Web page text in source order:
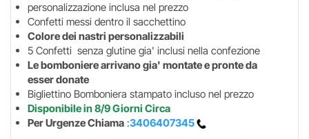
personalizzazione inclusa nel prezzo
Confetti messi dentro il sacchettino
Colore dei nastri personalizzabili
5 Confetti senza glutine gia' inclusi nella confezione
Le bomboniere arrivano gia' montate e pronte da
esser donate
Bigliettino Bomboniera stampato incluso nel prezzo
Disponibile in 8/9 Giorni Circa
Per Urgenze Chiama :3406407345